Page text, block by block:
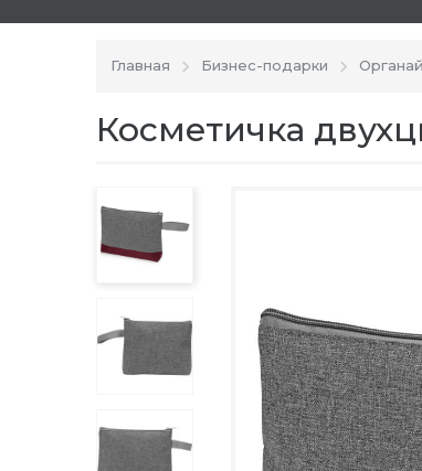
Главная Бизнес-подарки
Косметичка